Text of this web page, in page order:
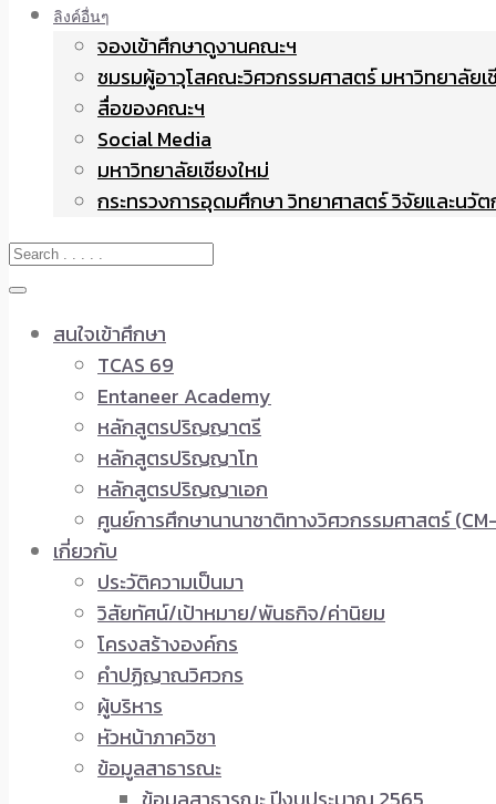
ลิงค์อื่นๆ
จองเข้าศึกษาดูงานคณะฯ
ชมรมผู้อาวุโสคณะวิศวกรรมศาสตร์ มหาวิทยาลัยเ
สื่อของคณะฯ
Social Media
มหาวิทยาลัยเชียงใหม่
กระทรวงการอุดมศึกษา วิทยาศาสตร์ วิจัยและนวั
สนใจเข้าศึกษา
TCAS 69
Entaneer Academy
หลักสูตรปริญญาตรี
หลักสูตรปริญญาโท
หลักสูตรปริญญาเอก
ศูนย์การศึกษานานาชาติทางวิศวกรรมศาสตร์
เกี่ยวกับ
ประวัติความเป็นมา
วิสัยทัศน์/เป้าหมาย/พันธกิจ/ค่านิยม
โครงสร้างองค์กร
คำปฏิญาณวิศวกร
ผู้บริหาร
หัวหน้าภาควิชา
ข้อมูลสาธารณะ